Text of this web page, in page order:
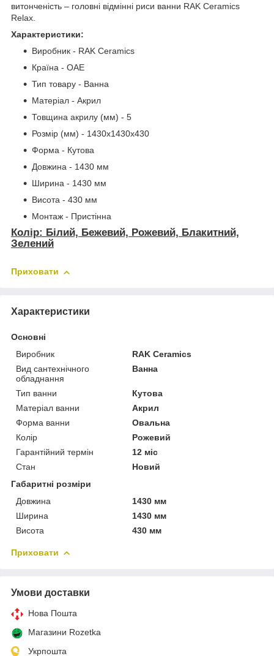
витонченість – головні відмінні риси ванни RAK Ceramics
Relax.
Характеристики:
Виробник - RAK Ceramics
Країна - ОАЕ
Тип товару - Ванна
Матеріал - Акрил
Товщина акрилу (мм) - 5
Розмір (мм) - 1430x1430x430
Форма - Кутова
Довжина - 1430 мм
Ширина - 1430 мм
Висота - 430 мм
Монтаж - Пристінна
Колір: Білий, Бежевий, Рожевий, Блакитний,
Зелений
Приховати
Характеристики
Основні
Виробник
RAK Ceramics
Вид сантехнічного
обладнання
Ванна
Тип ванни
Кутова
Матеріал ванни
Акрил
Форма ванни
Овальна
Колір
Рожевий
Гарантійний термін
12 міс
Стан
Новий
Габаритні розміри
Довжина
1430 мм
Ширина
1430 мм
Висота
430 мм
Приховати
Умови доставки
Нова Пошта
Магазини Rozetka
Укрпошта